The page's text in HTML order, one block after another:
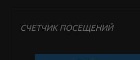
СЧЕТЧИК ПОСЕЩЕНИЙ